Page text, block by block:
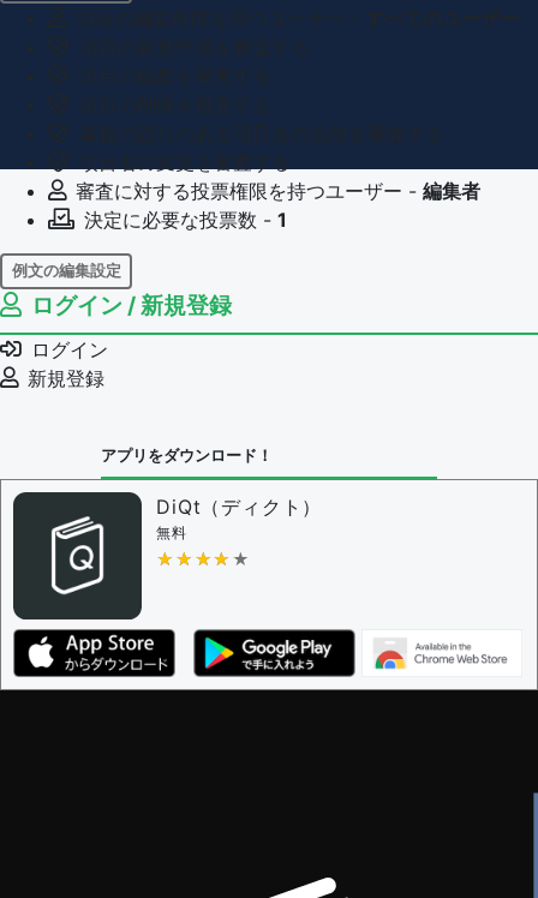
審査に対する投票権限を持つユーザー - 編集者
決定に必要な投票数 - 1
例文の編集設定
例文の編集権限を持つユーザー -
例文の削除を審査する
審査に対する投票権限を持つユーザー -
決定に必要な投票数 -
問題の編集権限を持つユーザー -すべてのユーザー
審査に対する投票権限を持つユーザー -
決定に必要な投票数 -
編集ガイドライン
ログイン / 新規登録
ログイン
新規登録
アプリをダウンロード！
DiQt（ディクト）
無料
★★★★★
★★★★★